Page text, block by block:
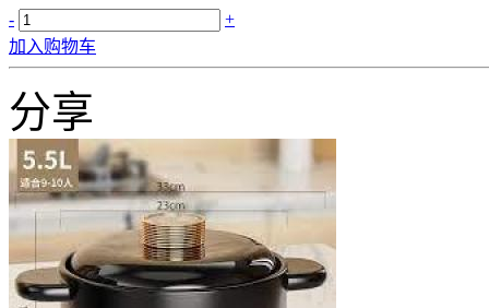
-
+
加入购物车
分享